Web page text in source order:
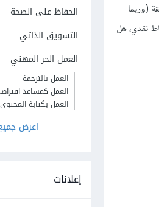
(وربما
نقدي، هل
الحفاظ على الصحة
التسويق الذاتي
العمل الحر المهني
العمل بالترجمة
العمل كمساعد
العمل بكتابة المحتوى
اعرض
إعلانات